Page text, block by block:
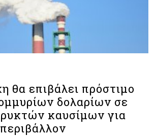
θα επιβάλει πρόστιμο
δολαρίων σε
καυσίμων για